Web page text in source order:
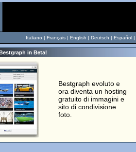
Italiano | Français | English | Deutsch | Español |
in Beta!
Bestgraph evoluto e
ora diventa un hosting
gratuito di immagini e
sito di condivisione
foto.